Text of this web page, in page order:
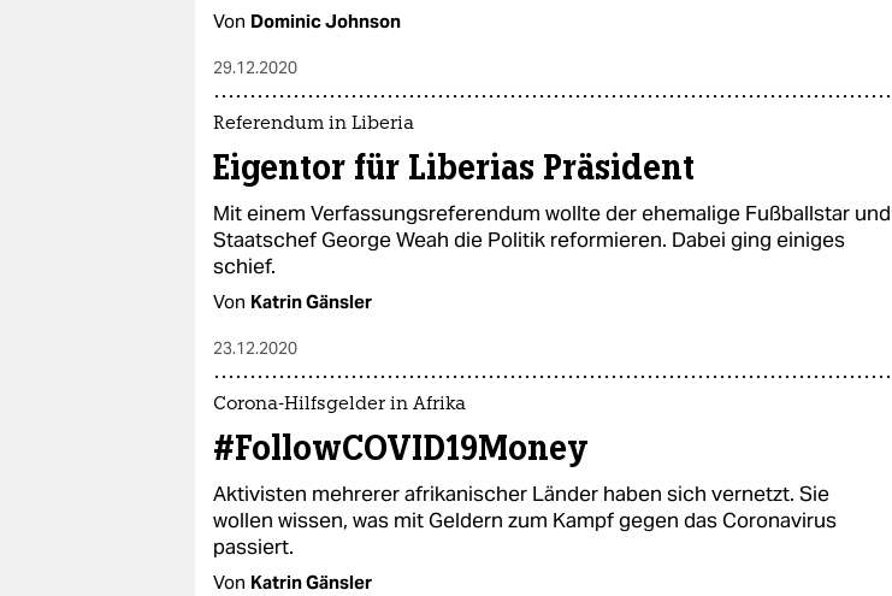
Von Dominic Johnson
29.12.2020
Referendum in Liberia
Eigentor für Liberias Präsident
Mit einem Verfassungsreferendum wollte der ehemalige Fußballstar und
Staatschef George Weah die Politik reformieren. Dabei ging einiges
schief.
Von Katrin Gänsler
23.12.2020
Corona-Hilfsgelder in Afrika
#FollowCOVID19Money
Aktivisten mehrerer afrikanischer Länder haben sich vernetzt. Sie
wollen wissen, was mit Geldern zum Kampf gegen das Coronavirus
passiert.
Von Katrin Gänsler